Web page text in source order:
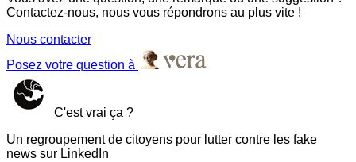
Contactez-nous, nous vous répondrons au plus vite !
Nous contacter
Posez votre question à
C'est vrai ça ?
Un regroupement de citoyens pour lutter contre les fake
news sur LinkedIn